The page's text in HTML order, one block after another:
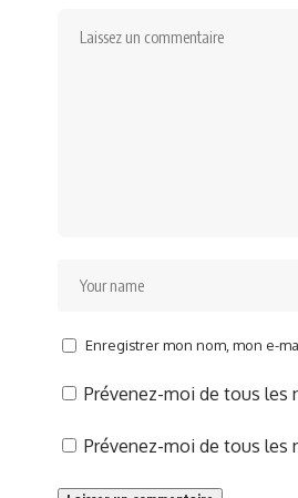
Enregistrer mon nom, mon e-
Prévenez-moi de tous les
Prévenez-moi de tous les